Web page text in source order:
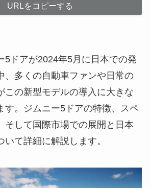
URLをコピーする
5ドアが2024年5月に日本での発
、多くの自動車ファンや日常の
この新型モデルの導入に大きな
す。ジムニー5ドアの特徴、スペ
そして国際市場での展開と日本
て詳細に解説します。